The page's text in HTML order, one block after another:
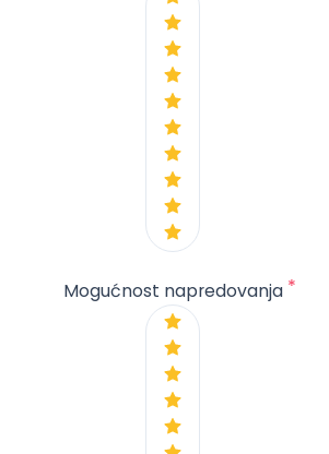
Mogućnost napredovanja *